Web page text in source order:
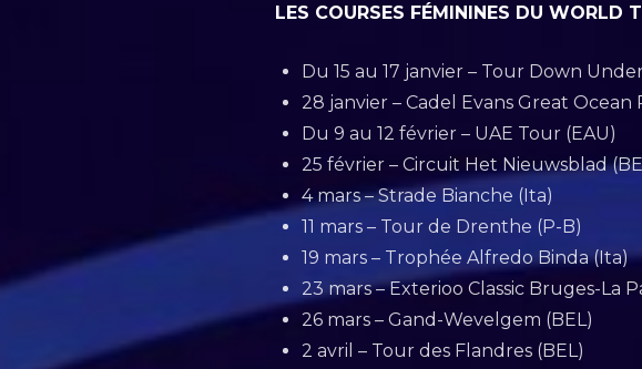
LES COURSES FÉMININES DU WORLD
Du 15 au 17 janvier – Tour Down
28 janvier – Cadel Evans Great Ocean
Du 9 au 12 février – UAE Tour (EAU)
25 février – Circuit Het Nieuwsblad
4 mars – Strade Bianche (Ita)
11 mars – Tour de Drenthe (P-B)
19 mars – Trophée Alfredo Binda (Ita)
23 mars – Exterioo Classic Bruges-La
26 mars – Gand-Wevelgem (BEL)
2 avril – Tour des Flandres (BEL)